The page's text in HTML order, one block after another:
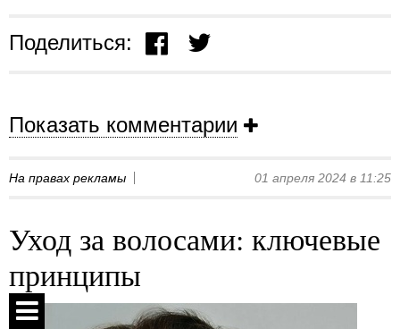
Поделиться:
Показать комментарии
На правах рекламы 01 апреля 2024 в 11:25
Уход за волосами: ключевые
принципы